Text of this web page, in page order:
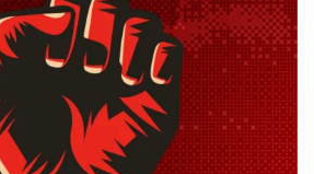
সাদা না বাদামি চিনি, কোনটি ভালো?
হাসানের ৪ উইকেটের দিনে ধুঁকছে